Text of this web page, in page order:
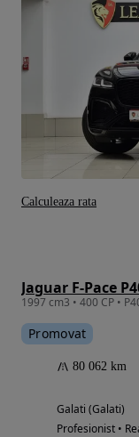
Jaguar F-Pace
Promovat
80 062 km
Galati (Galati)
Profesionist •
Calculeaza rata